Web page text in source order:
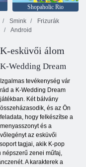
Shopaholic Rio
Smink
Frizurák
Android
K-esküvői álom
K-Wedding Dream
Izgalmas tevékenység vár
rád a K-Wedding Dream
játékban. Két bálvány
összeházasodik, és az Ön
feladata, hogy felkészítse a
menyasszonyt és a
vőlegényt az esküvői
tagjai, akik K-pop
népszerű zenei műfaj,
A karakterek a